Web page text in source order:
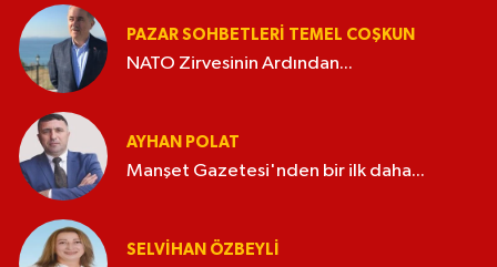
PAZAR SOHBETLERI TEMEL COŞKUN
NATO Zirvesinin Ardından...
AYHAN POLAT
Manşet Gazetesi'nden bir ilk daha...
SELVIHAN ÖZBEYLI